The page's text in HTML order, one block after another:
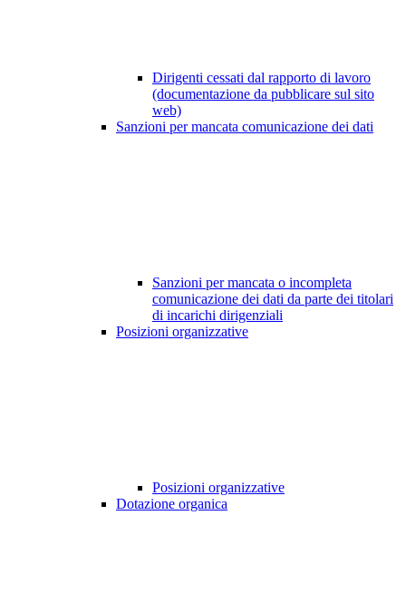
Dirigenti cessati dal rapporto di lavoro
(documentazione da pubblicare sul sito
web)
Sanzioni per mancata comunicazione dei dati
Sanzioni per mancata o incompleta
comunicazione dei dati da parte dei titolari
di incarichi dirigenziali
Posizioni organizzative
Posizioni organizzative
Dotazione organica